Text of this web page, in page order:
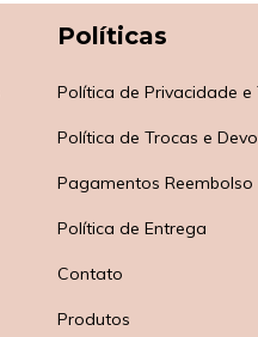
Políticas
Política de Privacidade e
Política de Trocas e
Pagamentos Reembolso
Política de Entrega
Contato
Produtos